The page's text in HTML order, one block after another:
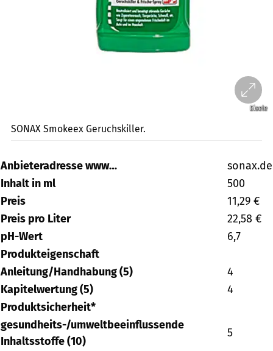
Eisele
SONAX Smokeex Geruchskiller.
Anbieteradresse www…
sonax.de
Inhalt in ml
500
Preis
11,29 €
Preis pro Liter
22,58 €
pH-Wert
6,7
Produkteigenschaft
Anleitung/Handhabung (5)
4
Kapitelwertung (5)
4
Produktsicherheit*
gesundheits-/umweltbeeinflussende
Inhaltsstoffe (10)
5